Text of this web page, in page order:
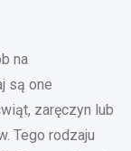
na
są one
zaręczyn lub
Tego rodzaju